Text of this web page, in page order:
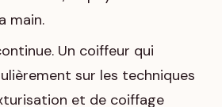
main.
Un coiffeur qui
sur les techniques
et de coiffage